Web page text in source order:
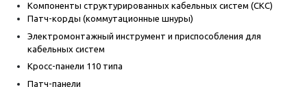
Компоненты структурированных кабельных систем (СКС)
Патч-корды (коммутационные шнуры)
Электромонтажный инструмент и приспособления для
кабельных систем
Кросс-панели 110 типа
Патч-панели